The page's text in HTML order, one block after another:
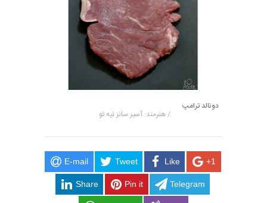
دونالد ترامپ
/ هنرمند: آسیر سانز نیه تو
E-mail Tweet Like +1
Share Pin it Telegram